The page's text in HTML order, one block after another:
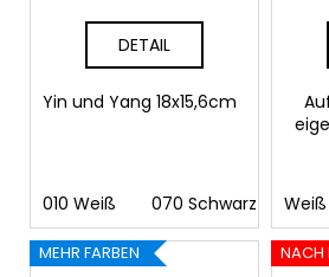
DETAIL
Yin und Yang 18x15,6cm
010 Weiß 070 Schwarz 090
Weiß
MEHR FARBEN NACH